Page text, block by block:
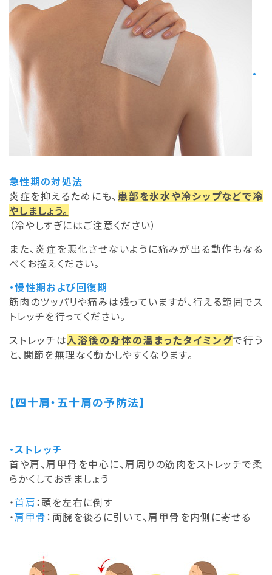
・
急性期の対処法
炎症を抑えるためにも、患部を氷水や冷シップなどで冷
やしましょう。
（冷やしすぎにはご注意ください）
また、炎症を悪化させないように痛みが出る動作もなる
べくお控えください。
・慢性期および回復期
筋肉のツッパリや痛みは残っていますが、行える範囲でス
トレッチを行ってください。
ストレッチは入浴後の身体の温まったタイミングで行う
と、関節を無理なく動かしやすくなります。
【四十肩・五十肩の予防法】
・ストレッチ
首や肩、肩甲骨を中心に、肩周りの筋肉をストレッチで柔
らかくしておきましょう
・首肩 ：頭を左右に倒す
・肩甲骨 ：両腕を後ろに引いて、肩甲骨を内側に寄せる